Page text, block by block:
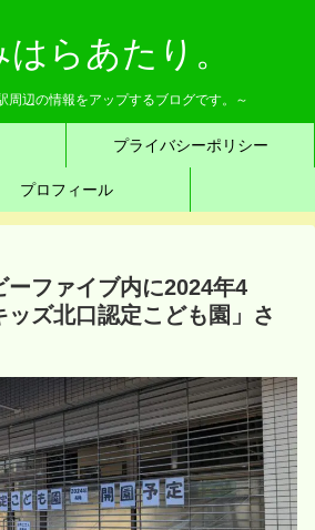
らあたり。
周辺の情報をアップするブログです。～
プライバシーポリシー
プロフィール
ーファイブ内に2024年4
ッズ北口認定こども園」さ